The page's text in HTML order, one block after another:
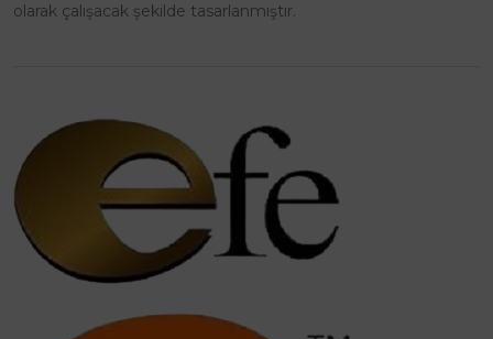
olarak çalışacak şekilde tasarlanmıştır.